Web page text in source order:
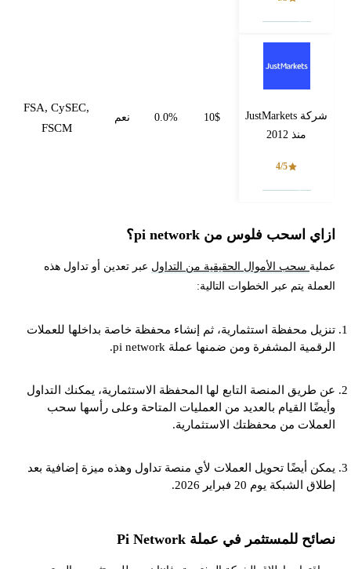
شركة JustMarkets
منذ 2012
4/5
10$
0.0% نعم
FSA, CySEC,
FSCM
ازاي اسحب فلوس من pi network؟
عملية سحب الأموال الحقيقية من التداول عبر تعدين أو تداول هذه
العملة يتم عبر الخطوات التالية:
تنزيل محفظة استثمارية، ثم إنشاء محفظة خاصة بداخلها للعملات
الرقمية المشفرة ومن ضمنها عملة pi network.
عن طريق المنصة التابع لها المحفظة الاستثمارية، يمكنك التداول
وأيضًا القيام بالعديد من العمليات المتاحة وعلى رأسها سحب
العملات من محفظتك الاستثمارية.
يمكن أيضًا تحويل العملات لأي منصة تداول وهذه ميزة إضافية بعد
إطلاق الشبكة يوم 20 فبراير 2026.
نصائح للمستثمر في عملة Pi Network